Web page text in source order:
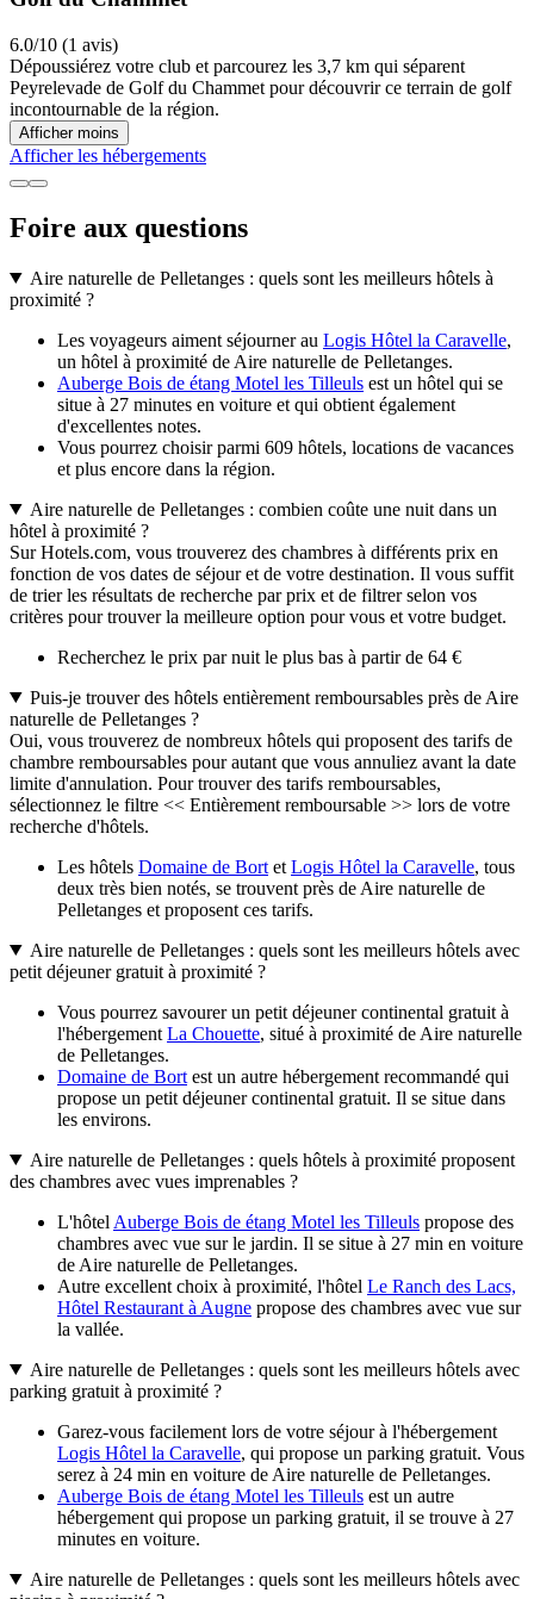
6.0/10 (1 avis)
Dépoussiérez votre club et parcourez les 3,7 km qui séparent
Peyrelevade de Golf du Chammet pour découvrir ce terrain de golf
incontournable de la région.
Afficher moins
Afficher les hébergements
Foire aux questions
Aire naturelle de Pelletanges : quels sont les meilleurs hôtels à
proximité ?
Les voyageurs aiment séjourner au Logis Hôtel la Caravelle,
un hôtel à proximité de Aire naturelle de Pelletanges.
Auberge Bois de étang Motel les Tilleuls est un hôtel qui se
situe à 27 minutes en voiture et qui obtient également
d'excellentes notes.
Vous pourrez choisir parmi 609 hôtels, locations de vacances
et plus encore dans la région.
Aire naturelle de Pelletanges : combien coûte une nuit dans un
hôtel à proximité ?
Sur Hotels.com, vous trouverez des chambres à différents prix en
fonction de vos dates de séjour et de votre destination. Il vous suffit
de trier les résultats de recherche par prix et de filtrer selon vos
critères pour trouver la meilleure option pour vous et votre budget.
Recherchez le prix par nuit le plus bas à partir de 64 €
Puis-je trouver des hôtels entièrement remboursables près de Aire
naturelle de Pelletanges ?
Oui, vous trouverez de nombreux hôtels qui proposent des tarifs de
chambre remboursables pour autant que vous annuliez avant la date
limite d'annulation. Pour trouver des tarifs remboursables,
sélectionnez le filtre << Entièrement remboursable >> lors de votre
recherche d'hôtels.
Les hôtels Domaine de Bort et Logis Hôtel la Caravelle, tous
deux très bien notés, se trouvent près de Aire naturelle de
Pelletanges et proposent ces tarifs.
Aire naturelle de Pelletanges : quels sont les meilleurs hôtels avec
petit déjeuner gratuit à proximité ?
Vous pourrez savourer un petit déjeuner continental gratuit à
l'hébergement La Chouette, situé à proximité de Aire naturelle
de Pelletanges.
Domaine de Bort est un autre hébergement recommandé qui
propose un petit déjeuner continental gratuit. Il se situe dans
les environs.
Aire naturelle de Pelletanges : quels hôtels à proximité proposent
des chambres avec vues imprenables ?
L'hôtel Auberge Bois de étang Motel les Tilleuls propose des
chambres avec vue sur le jardin. Il se situe à 27 min en voiture
de Aire naturelle de Pelletanges.
Autre excellent choix à proximité, l'hôtel Le Ranch des Lacs,
Hôtel Restaurant à Augne propose des chambres avec vue sur
la vallée.
Aire naturelle de Pelletanges : quels sont les meilleurs hôtels avec
parking gratuit à proximité ?
Garez-vous facilement lors de votre séjour à l'hébergement
Logis Hôtel la Caravelle, qui propose un parking gratuit. Vous
serez à 24 min en voiture de Aire naturelle de Pelletanges.
Auberge Bois de étang Motel les Tilleuls est un autre
hébergement qui propose un parking gratuit, il se trouve à 27
minutes en voiture.
Aire naturelle de Pelletanges : quels sont les meilleurs hôtels avec